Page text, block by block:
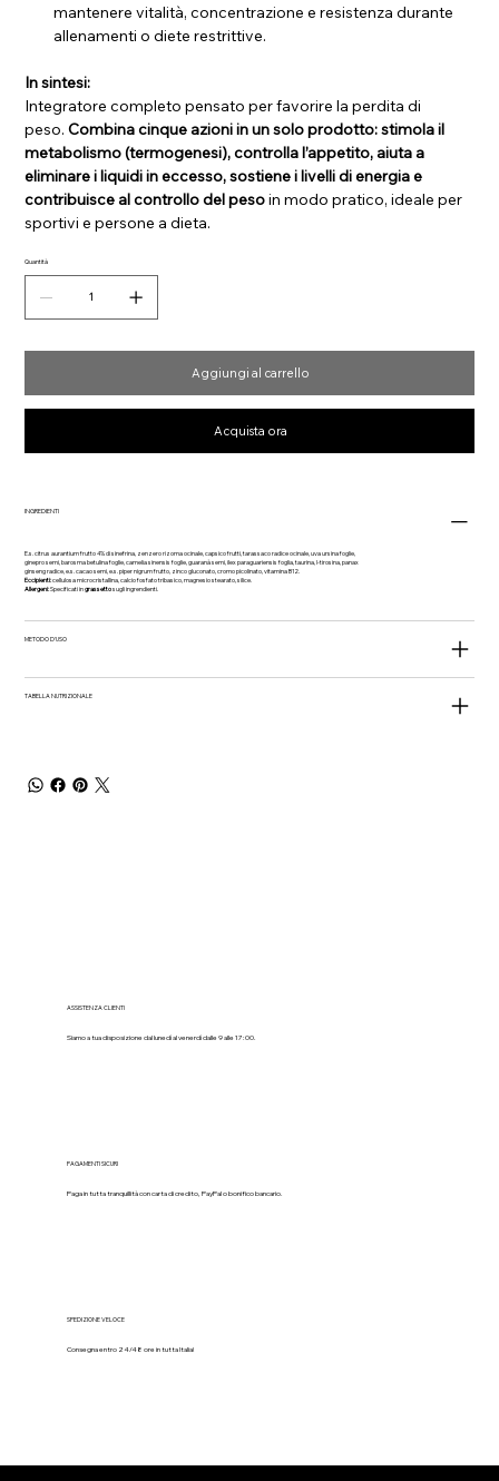
mantenere vitalità, concentrazione e resistenza durante
allenamenti o diete restrittive.
In sintesi:
Integratore completo pensato per favorire la perdita di
peso.Combina cinque azioni in un solo prodotto: stimola il
metabolismo (termogenesi), controlla l’appetito, aiuta a
eliminare i liquidi in eccesso, sostiene i livelli di energia e
contribuisce al controllo del pesoin modo pratico, ideale per
sportivi e persone a dieta.
Quantità
Aggiungi al carrello
Acquista ora
INGREDIENTI
E.s. citrus aurantium frutto 4% di sinefrina, zenzero rizoma ocinale, capsico frutti, tarassaco radice ocinale, uva ursina foglie,
ginepro semi, barosma betulina foglie, camelia sinensis foglie, guaranà semi, ilex paraguariensis foglia, taurina, l-tirosina, panax
ginseng radice, e.s. cacao semi, e.s. piper nigrum frutto, zinco gluconato, cromo picolinato, vitamina B12.
Eccipienti:cellulosa microcristallina, calcio fosfato tribasico, magnesio stearato, silice.
Allergeni:Specificati ingrassettosugli ingrendienti.
METODO D'USO
TABELLA NUTRIZIONALE
ASSISTENZA CLIENTI
Siamo a tua disposizione dal lunedì al venerdì dalle 9 alle 17:00.
PAGAMENTI SICURI
Paga in tutta tranquillità con carta di credito, PayPal o bonifico bancario.
SPEDIZIONE VELOCE
Consegna entro 24/48 ore in tutta Italia!